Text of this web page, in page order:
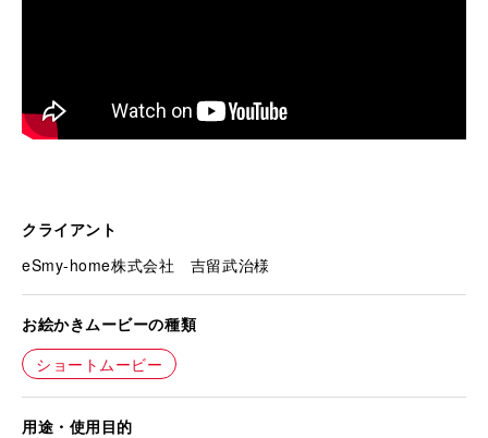
クライアント
eSmy-home株式会社 吉留武治様
お絵かきムービーの種類
ショートムービー
用途・使用目的